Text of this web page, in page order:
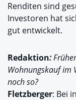
Renditen sind
Investoren hat
gut entwickelt.
Redaktion:
Wohnungskauf im
noch so?
Fletzberger: Bei